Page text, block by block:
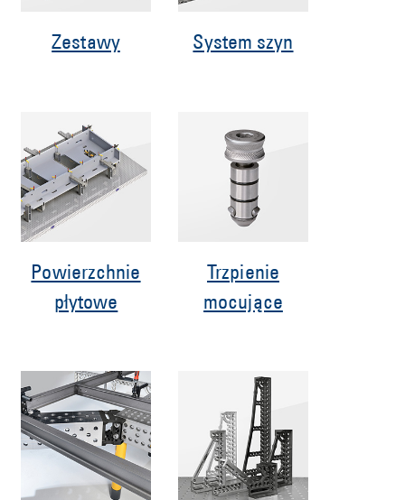
Zestawy System szyn
Powierzchnie
płytowe
Trzpienie
mocujące